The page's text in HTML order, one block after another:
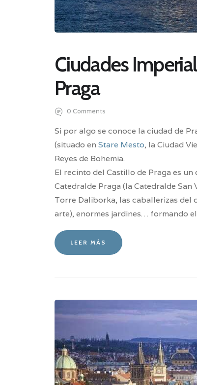
Ciudades
Praga
0 Comments
Si por algo se conoce la ciudad de
(situado en Stare Mesto, la Ciudad
Reyes de Bohemia.
El recinto del Castillo de Praga es
Catedralde Praga (la Catedralde San
Torre Daliborka, las caballerizas del
arte), enormes jardines… formando
LEER MÁS